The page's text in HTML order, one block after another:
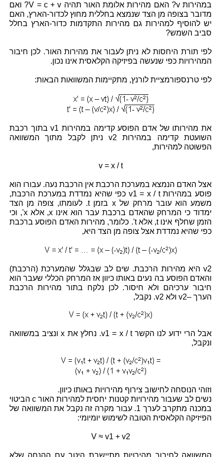
במהירות v? האם מהירות אלומת האור תהיה V = c + v? ואם
מדובר בצופה מן הצד שנמצא בחללית מחוץ לכדור-הארץ, האם
יש להוסיף למהירות גם מהירות התקדמות כדור-הארץ בחלל
סביב השמש?
לפי תורת היחסות לא ניתן לעבור את מהירות האור. לכן חיבור
המהירויות כפי שנעשה בפיזיקה הקלאסית אינו נכון.
לפי טרנספורמציית לורנץ, מתקיימות המשוואות הבאות:
את מהירותו של אדם הפוסע קדימה במהירות v1 בתוך רכבת
השועטת קדימה במהירות v2 ניתן לקבל מתוך המשוואה
הפשוטה למהירות,
v = x / t
אצל האדם הנמצא במערכת הרכבת אין הרכבת נעה. עבורו הוא
פוסע במהירות v1 = x / t כפי שהיא נמדדת במערכת הרכבת,
משמע הוא עובר מרחק של x בזמן t. לעומתו, צופה מן הצד
ימדוד כי המרחק שהאדם ברכבת עבר הוא אינו x, אלא x', וכי
הזמן שחלף אינו t, אלא t'. כלומר, מהירות האדם הפוסע ברכבת
כפי שהיא נמדדת אצל צופה מן הצד היא,
v2 היא מהירות הרכבת. שים לב שבגלל שהמערכת (הרכבת)
והאדם הפוסע בה נעים באותו כיוון אז המרחק הכללי שעבר הוא
חיבור ערכיהם ולא חיסור. לכן נלקח בתור מהירות הרכבת
הערך –v2 ולא v2. נקבל,
אבל הרי ידוע לנו הקשר v1 = x / t. נחלץ את x ונציב במשוואה
ונקבל,
וזוהי הנוסחה לחישוב צירוף מהירויות באותו כיוון.
נשים לב שעבור מהירויות קטנות יחסית למהירות האור c הביטוי
במכנה מתקרב לערך 1. עבור מקרה זה נקבל את המשוואה של
הפיזיקה הקלאסית הטובה לשימוש יומיומי:
V ≈ v1 + v2
המשוואה לחיבור מהירויות מתיישבת היטב עם ההנחה שלא